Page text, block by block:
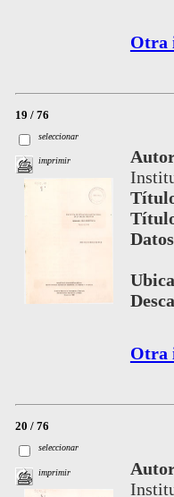
Otra
19 / 76
seleccionar
imprimir
Otra
20 / 76
seleccionar
imprimir